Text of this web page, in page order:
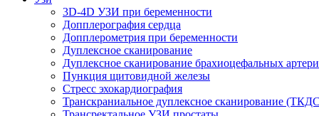
3D-4D УЗИ при беременности
Допплерография сердца
Допплерометрия при беременности
Дуплексное сканирование
Дуплексное сканирование брахиоцефальных
Пункция щитовидной железы
Стресс эхокардиография
Транскраниальное дуплексное сканирование